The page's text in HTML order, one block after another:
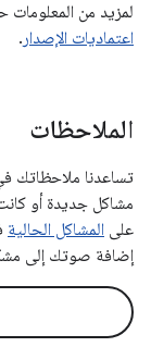
لمزيد من المعلومات
اعتماديات الإصدار .
الملاحظات
مشاكل جديدة أو
على المشاكل الحالية
إضافة صوتك إلى